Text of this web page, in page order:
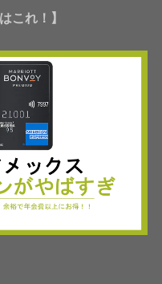
これ！】